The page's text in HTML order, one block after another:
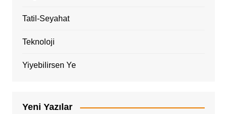
Tatil-Seyahat
Teknoloji
Yiyebilirsen Ye
Yeni Yazılar